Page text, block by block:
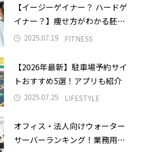
【イージーゲイナー？ ハードゲ
イナー？】痩せ方がわかる胚葉
タイプ診断
2025.07.19 FITNESS
【2026年最新】駐車場予約サイ
トおすすめ5選！アプリも紹介
2025.07.25 LIFESTYLE
オフィス・法人向けウォーター
サーバーランキング！業務用で
授乳中